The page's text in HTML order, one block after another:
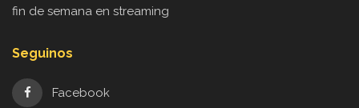
fin de semana en streaming
Seguinos
Facebook